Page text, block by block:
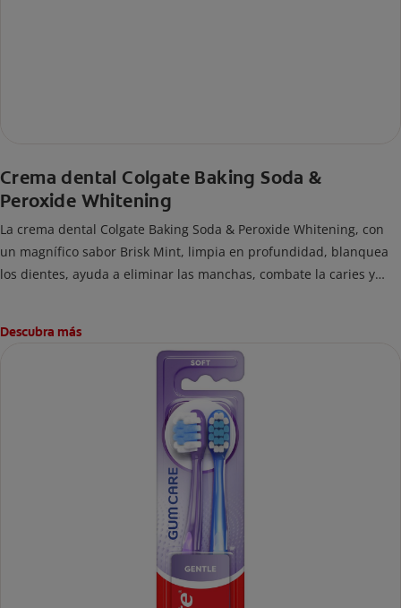
Crema dental Colgate Baking Soda &
Peroxide Whitening
La crema dental Colgate Baking Soda & Peroxide Whitening, con
un magnífico sabor Brisk Mint, limpia en profundidad, blanquea
los dientes, ayuda a eliminar las manchas, combate la caries y
Descubra más